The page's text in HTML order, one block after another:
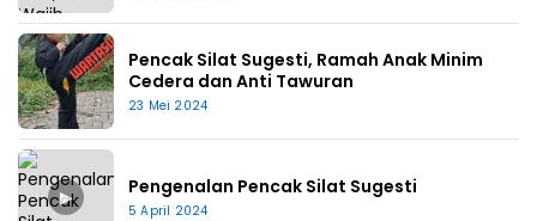
Pencak Silat Sugesti, Ramah Anak Minim
Cedera dan Anti Tawuran
23 Mei 2024
▶ Pengenalan Pencak Silat Sugesti
5 April 2024